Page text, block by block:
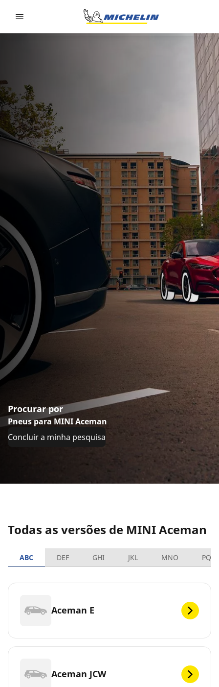
Procurar por
Pneus para MINI Aceman
Concluir a minha pesquisa
Todas as versões de MINI Aceman
ABC DEF GHI JKL MNO PQRS
Aceman E
Aceman JCW